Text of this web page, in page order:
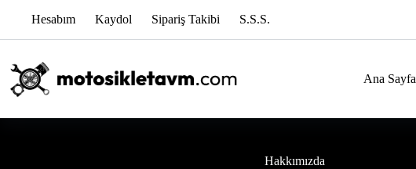
Hesabım Kaydol Sipariş Takibi S.S.S.
Ana Sayfa
Hakkımızda